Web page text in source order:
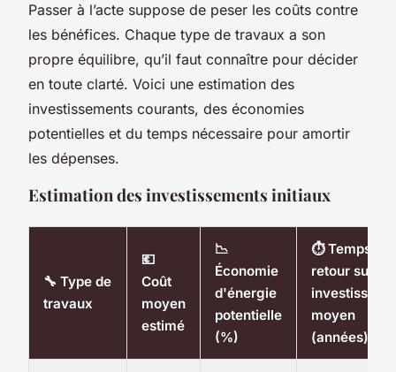
Passer à l’acte suppose de peser les coûts contre
les bénéfices. Chaque type de travaux a son
propre équilibre, qu’il faut connaître pour décider
en toute clarté. Voici une estimation des
investissements courants, des économies
potentielles et du temps nécessaire pour amortir
les dépenses.
Estimation des investissements initiaux
🔧 Type de
travaux
💶
Coût
moyen
estimé
📉
Économie
d'énergie
potentielle
(%)
⏱ Temps de
retour sur
moyen
(années)